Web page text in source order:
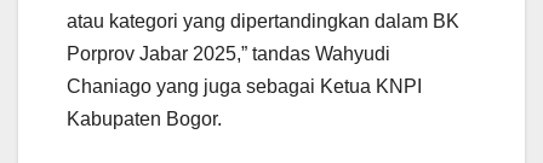
atau kategori yang dipertandingkan dalam BK
Porprov Jabar 2025,” tandas Wahyudi
Chaniago yang juga sebagai Ketua KNPI
Kabupaten Bogor.